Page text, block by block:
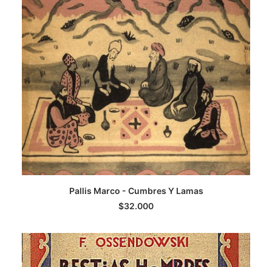
LEER MÁS
Pallis Marco - Cumbres Y Lamas
$32.000